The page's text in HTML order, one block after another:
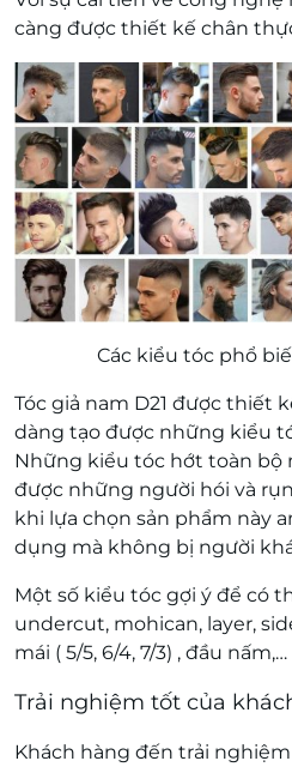
càng được thiết kế chân
Các kiểu tóc phổ
Tóc giả nam D21 được thiết
dàng tạo được những kiểu
Những kiểu tóc hớt toàn bộ
được những người hói và
khi lựa chọn sản phẩm này
dụng mà không bị người
Một số kiểu tóc gợi ý để có
undercut, mohican, layer,
mái ( 5/5, 6/4, 7/3) , đầu nấm,…
Trải nghiệm tốt của
Khách hàng đến trải